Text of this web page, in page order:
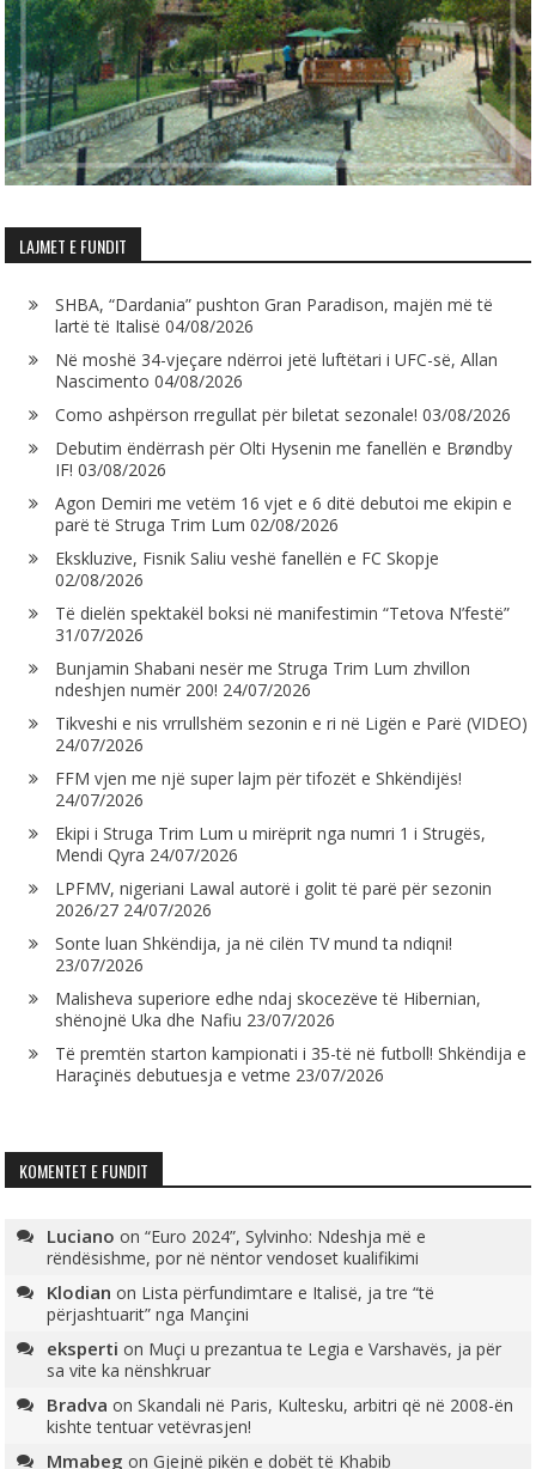
LAJMET E FUNDIT
SHBA, “Dardania” pushton Gran Paradison, majën më të
lartë të Italisë 04/08/2026
Në moshë 34-vjeçare ndërroi jetë luftëtari i UFC-së, Allan
Nascimento 04/08/2026
Como ashpërson rregullat për biletat sezonale! 03/08/2026
Debutim ëndërrash për Olti Hysenin me fanellën e Brøndby
IF! 03/08/2026
Agon Demiri me vetëm 16 vjet e 6 ditë debutoi me ekipin e
parë të Struga Trim Lum 02/08/2026
Ekskluzive, Fisnik Saliu veshë fanellën e FC Skopje
02/08/2026
Të dielën spektakël boksi në manifestimin “Tetova N’festë”
31/07/2026
Bunjamin Shabani nesër me Struga Trim Lum zhvillon
ndeshjen numër 200! 24/07/2026
Tikveshi e nis vrrullshëm sezonin e ri në Ligën e Parë (VIDEO)
24/07/2026
FFM vjen me një super lajm për tifozët e Shkëndijës!
24/07/2026
Ekipi i Struga Trim Lum u mirëprit nga numri 1 i Strugës,
Mendi Qyra 24/07/2026
LPFMV, nigeriani Lawal autorë i golit të parë për sezonin
2026/27 24/07/2026
Sonte luan Shkëndija, ja në cilën TV mund ta ndiqni!
23/07/2026
Malisheva superiore edhe ndaj skocezëve të Hibernian,
shënojnë Uka dhe Nafiu 23/07/2026
Të premtën starton kampionati i 35-të në futboll! Shkëndija e
Haraçinës debutuesja e vetme 23/07/2026
KOMENTET E FUNDIT
Luciano on“Euro 2024”, Sylvinho: Ndeshja më e
rëndësishme, por në nëntor vendoset kualifikimi
Klodian on Lista përfundimtare e Italisë, ja tre “të
përjashtuarit” nga Mançini
eksperti on Muçi u prezantua te Legia e Varshavës, ja për
sa vite ka nënshkruar
Bradva onSkandali në Paris, Kultesku, arbitri që në 2008-ën
kishte tentuar vetëvrasjen!
Mmabeg onGjejnë pikën e dobët të Khabib